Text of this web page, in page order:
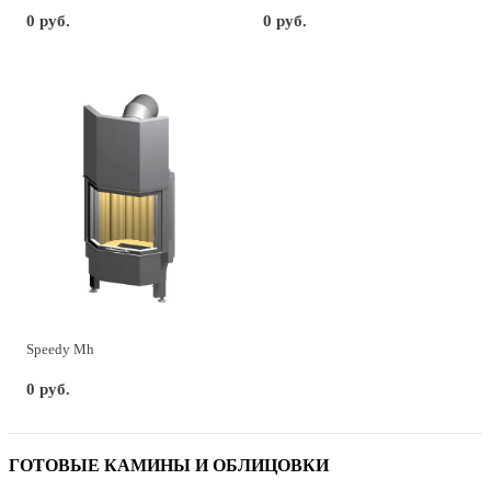
0 руб. 0 руб.
Speedy Mh
0 руб.
ГОТОВЫЕ КАМИНЫ И ОБЛИЦОВКИ